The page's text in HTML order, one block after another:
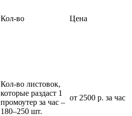
Кол-во
Цена
Кол-во листовок,
которые раздаст 1
промоутер за час –
180–250 шт.
от 2500 р. за час